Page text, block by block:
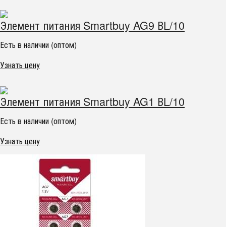
Элемент питания Smartbuy AG9 ВL/10
Есть в наличии (оптом)
Узнать цену
Элемент питания Smartbuy AG1 ВL/10
Есть в наличии (оптом)
Узнать цену